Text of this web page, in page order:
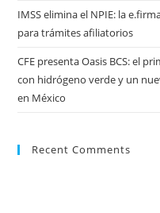
IMSS elimina el NPIE: la
para trámites afiliatorios
CFE presenta Oasis BCS: el
con hidrógeno verde y un
en México
Recent Comments